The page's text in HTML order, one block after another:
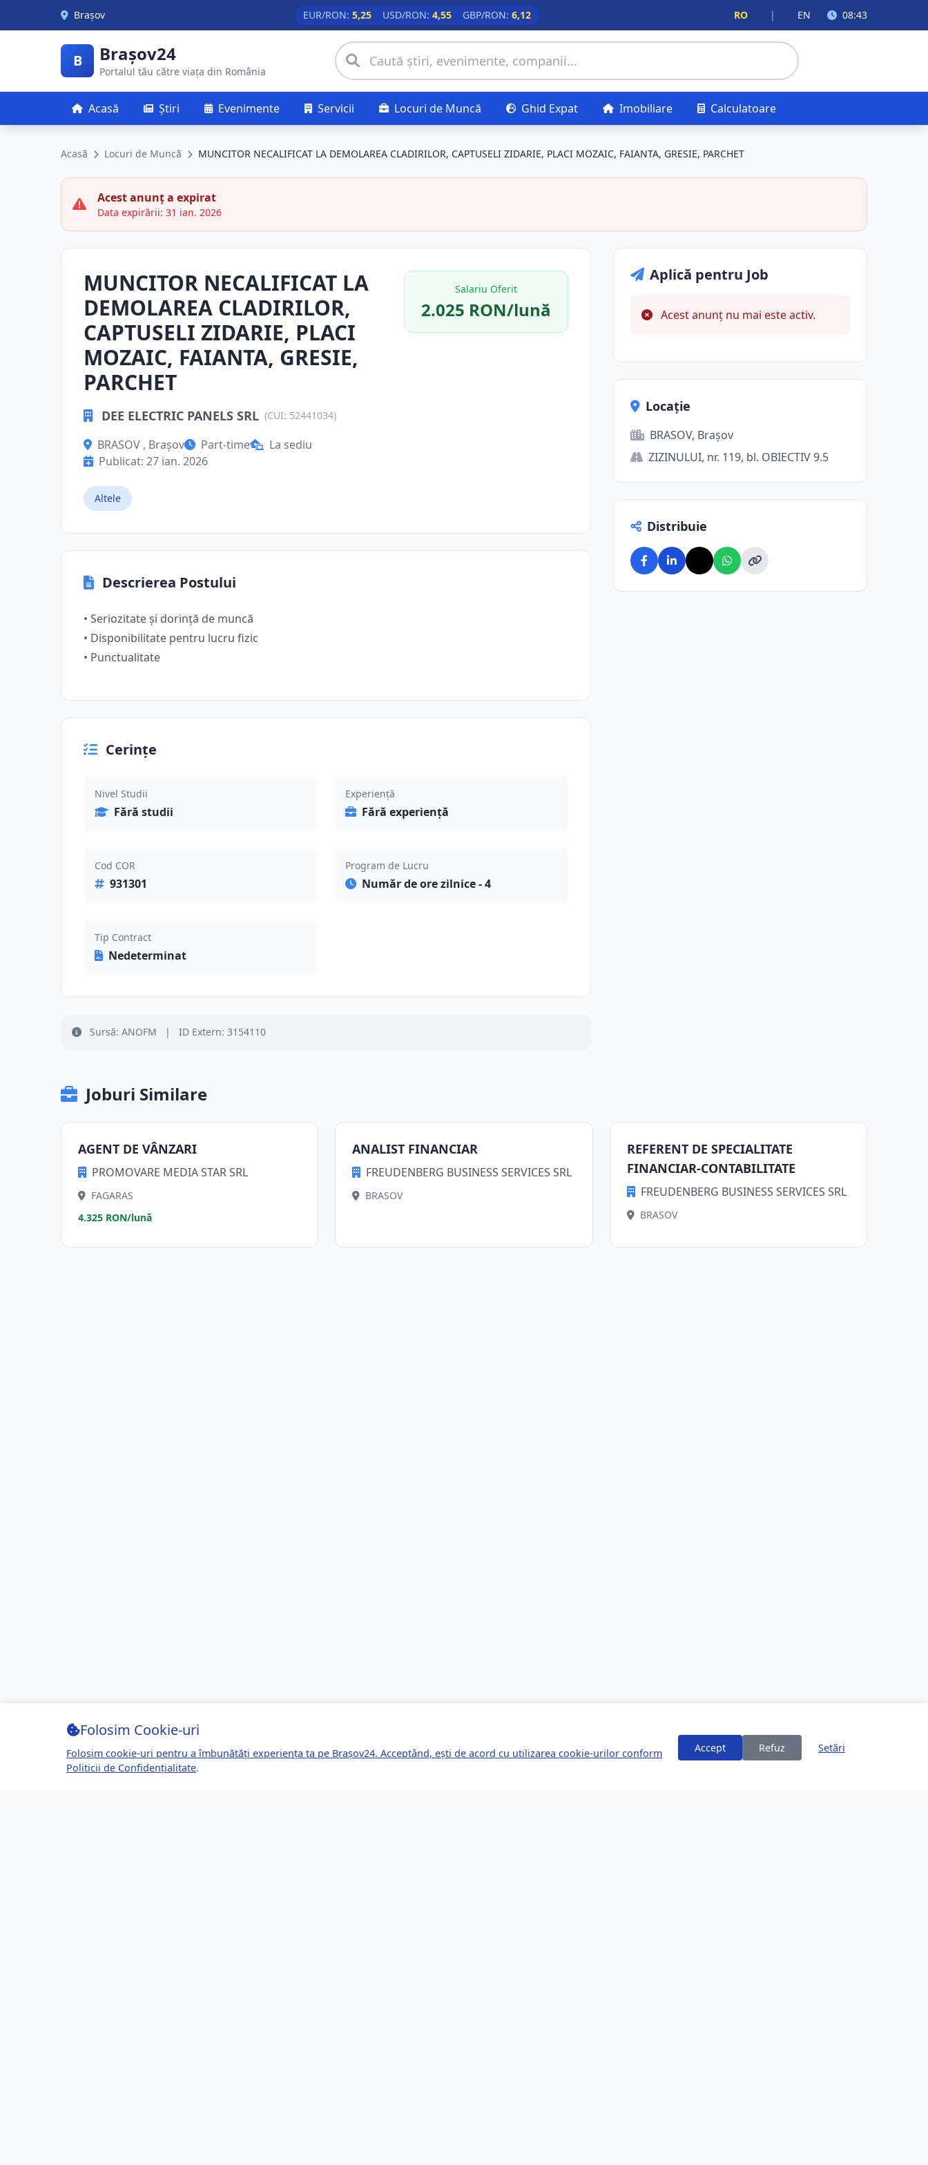
Skip to main content
Brașov EUR/RON: 5,25 USD/RON: 4,55 GBP/RON: 6,12 RO | EN 08:43
B Brașov24
Portalul tău către viața din România
Acasă Știri Evenimente Servicii Locuri de Muncă Ghid Expat Imobiliare Calculatoare
Acasă Locuri de Muncă MUNCITOR NECALIFICAT LA DEMOLAREA CLADIRILOR, CAPTUSELI ZIDARIE, PLACI MOZAIC, FAIANTA, GRESIE, PARCHET
Acest anunț a expirat
Data expirării: 31 ian. 2026
MUNCITOR NECALIFICAT LA
DEMOLAREA CLADIRILOR,
CAPTUSELI ZIDARIE, PLACI
MOZAIC, FAIANTA, GRESIE,
PARCHET
DEE ELECTRIC PANELS SRL (CUI: 52441034)
BRASOV , Brașov Part-time
La sediu
Publicat: 27 ian. 2026
Salariu Oferit
2.025 RON/lună
Altele
Descrierea Postului
• Seriozitate și dorință de muncă
• Disponibilitate pentru lucru fizic
• Punctualitate
Cerințe
Nivel Studii
Fără studii
Experiență
Fără experiență
Cod COR
931301
Program de Lucru
Număr de ore zilnice - 4
Tip Contract
Nedeterminat
Sursă: ANOFM | ID Extern: 3154110
Aplică pentru Job
Acest anunț nu mai este activ.
Locație
BRASOV, Brașov
ZIZINULUI, nr. 119, bl. OBIECTIV 9.5
Distribuie
Joburi Similare
AGENT DE VÂNZARI
PROMOVARE MEDIA STAR SRL
FAGARAS
4.325 RON/lună
ANALIST FINANCIAR
FREUDENBERG BUSINESS SERVICES SRL
BRASOV
REFERENT DE SPECIALITATE
FINANCIAR-CONTABILITATE
FREUDENBERG BUSINESS SERVICES SRL
BRASOV
Folosim Cookie-uri
Folosim cookie-uri pentru a îmbunătăți experiența ta pe Brașov24. Acceptând, ești de acord cu utilizarea cookie-urilor conform
Politicii de Confidențialitate.
Accept Refuz Setări